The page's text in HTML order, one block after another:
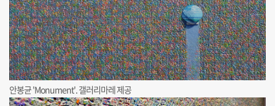
안봉균 'Monument'. 갤러리마레 제공